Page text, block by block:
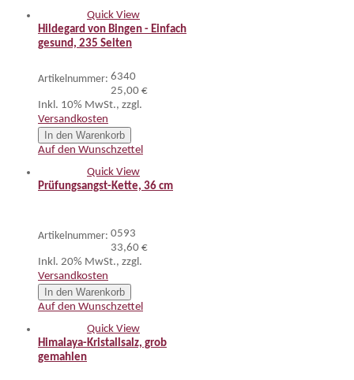
Quick View
Hildegard von Bingen - Einfach
gesund, 235 Seiten
Artikelnummer: 6340
25,00 €
Inkl. 10% MwSt., zzgl.
Versandkosten
In den Warenkorb
Auf den Wunschzettel
Quick View
Prüfungsangst-Kette, 36 cm
Artikelnummer: 0593
33,60 €
Inkl. 20% MwSt., zzgl.
Versandkosten
In den Warenkorb
Auf den Wunschzettel
Quick View
Himalaya-Kristallsalz, grob
gemahlen